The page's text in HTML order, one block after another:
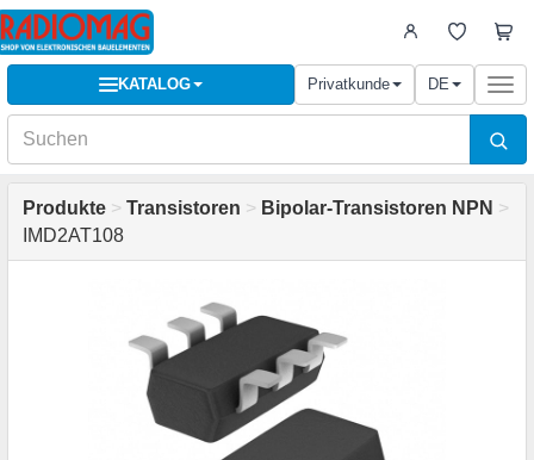
KATALOG Privatkunde DE
Produkte > Transistoren > Bipolar-Transistoren NPN >
IMD2AT108